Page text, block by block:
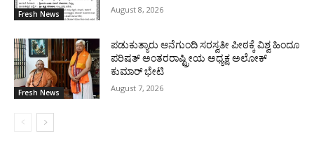
Fresh News August 8, 2026
Fresh News
ಪಡುಕುತ್ಯಾರು ಆನೆಗುಂದಿ ಸರಸ್ವತೀ ಪೀಠಕ್ಕೆ ವಿಶ್ವ ಹಿಂದೂ
ಪರಿಷತ್ ಅಂತರರಾಷ್ಟ್ರೀಯ ಅಧ್ಯಕ್ಷ ಅಲೋಕ್
ಕುಮಾರ್ ಭೇಟಿ
August 7, 2026